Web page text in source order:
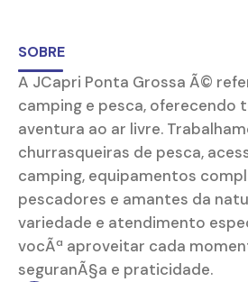
SOBRE
A JCapri Ponta Grossa Ã©
camping e pesca, oferecendo
aventura ao ar livre.
churrasqueiras de pesca,
camping, equipamentos
pescadores e amantes da
variedade e atendimento
vocÃª aproveitar cada
seguranÃ§a e praticidade.